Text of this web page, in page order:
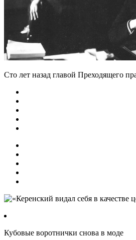
Сто лет назад главой Преходящего
Кубовые воротнички снова в моде